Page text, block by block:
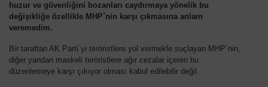
huzur ve güvenliğini bozanları caydırmaya yönelik bu
değişikliğe özellikle MHP`nin karşı çıkmasına anlam
veremedim.
Bir taraftan AK Parti`yi teröristlere yol vermekle suçlayan MHP`nin,
diğer yandan maskeli teröristlere ağır cezalar içeren bu
düzenlemeye karşı çıkıyor olması kabul edilebilir değil.